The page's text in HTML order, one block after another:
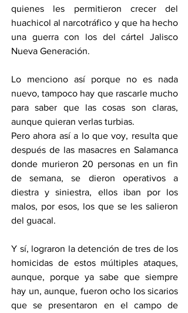
quienes les permitieron crecer del
huachicol al narcotráfico y que ha hecho
una guerra con los del cártel Jalisco
Nueva Generación.
Lo menciono así porque no es nada
nuevo, tampoco hay que rascarle mucho
para saber que las cosas son claras,
aunque quieran verlas turbias.
Pero ahora así a lo que voy, resulta que
después de las masacres en Salamanca
donde murieron 20 personas en un fin
de semana, se dieron operativos a
diestra y siniestra, ellos iban por los
malos, por esos, los que se les salieron
del guacal.
Y sí, lograron la detención de tres de los
homicidas de estos múltiples ataques,
aunque, porque ya sabe que siempre
hay un, aunque, fueron ocho los sicarios
que se presentaron en el campo de